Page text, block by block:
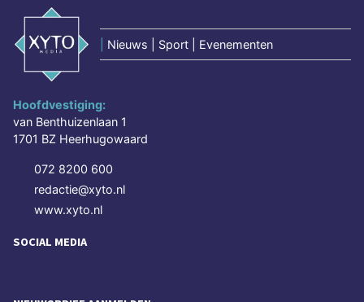
Nieuws | Sport | Evenementen
Hoofdvestiging:
van Benthuizenlaan 1
1701 BZ Heerhugowaard
072 8200 600
redactie@xyto.nl
www.xyto.nl
SOCIAL MEDIA